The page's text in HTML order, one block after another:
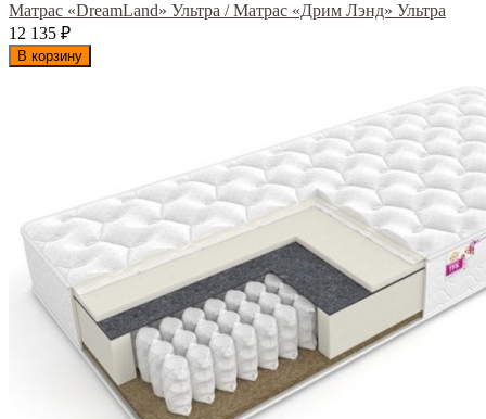
Матрас «DreamLand» Ультра / Матрас «Дрим Лэнд» Ультра
12 135 ₽
В корзину